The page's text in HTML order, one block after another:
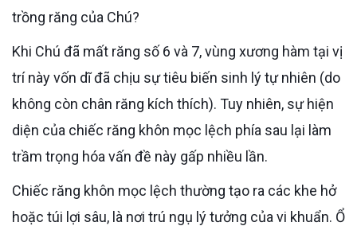
trồng răng của Chú?
Khi Chú đã mất răng số 6 và 7, vùng xương hàm tại vị
trí này vốn dĩ đã chịu sự tiêu biến sinh lý tự nhiên (do
không còn chân răng kích thích). Tuy nhiên, sự hiện
diện của chiếc răng khôn mọc lệch phía sau lại làm
trầm trọng hóa vấn đề này gấp nhiều lần.
Chiếc răng khôn mọc lệch thường tạo ra các khe hở
hoặc túi lợi sâu, là nơi trú ngụ lý tưởng của vi khuẩn. Ổ